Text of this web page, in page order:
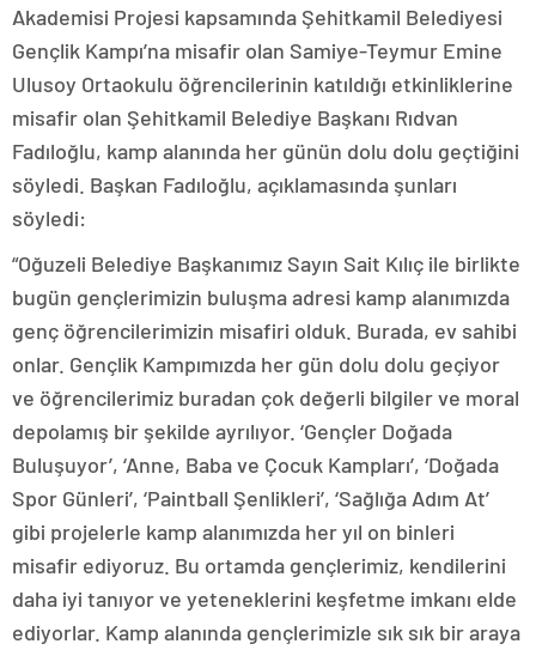
Akademisi Projesi kapsamında Şehitkamil Belediyesi
Gençlik Kampı’na misafir olan Samiye-Teymur Emine
Ulusoy Ortaokulu öğrencilerinin katıldığı etkinliklerine
misafir olan Şehitkamil Belediye Başkanı Rıdvan
Fadıloğlu, kamp alanında her günün dolu dolu geçtiğini
söyledi. Başkan Fadıloğlu, açıklamasında şunları
söyledi:
“Oğuzeli Belediye Başkanımız Sayın Sait Kılıç ile birlikte
bugün gençlerimizin buluşma adresi kamp alanımızda
genç öğrencilerimizin misafiri olduk. Burada, ev sahibi
onlar. Gençlik Kampımızda her gün dolu dolu geçiyor
ve öğrencilerimiz buradan çok değerli bilgiler ve moral
depolamış bir şekilde ayrılıyor. ‘Gençler Doğada
Buluşuyor’, ‘Anne, Baba ve Çocuk Kampları’, ‘Doğada
Spor Günleri’, ‘Paintball Şenlikleri’, ‘Sağlığa Adım At’
gibi projelerle kamp alanımızda her yıl on binleri
misafir ediyoruz. Bu ortamda gençlerimiz, kendilerini
daha iyi tanıyor ve yeteneklerini keşfetme imkanı elde
ediyorlar. Kamp alanında gençlerimizle sık sık bir araya